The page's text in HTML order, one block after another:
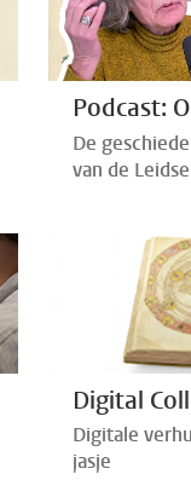
Podcast:
De
van de
Digital
Digitale
jasje